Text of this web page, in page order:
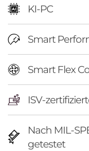
KI-PC
Smart
Smart Flex
ISV-
Nach MIL-
getestet